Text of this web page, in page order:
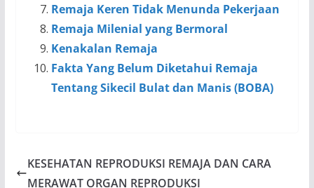
Remaja Keren Tidak Menunda Pekerjaan
Remaja Milenial yang Bermoral
Kenakalan Remaja
Fakta Yang Belum Diketahui Remaja
Tentang Sikecil Bulat dan Manis (BOBA)
KESEHATAN REPRODUKSI REMAJA DAN CARA
MERAWAT ORGAN REPRODUKSI